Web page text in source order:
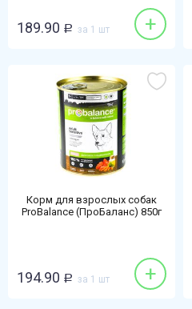
189.90 Р за 1 шт +
Корм для взрослых собак
ProBalance (ПроБаланс) 850г
194.90 Р за 1 шт +